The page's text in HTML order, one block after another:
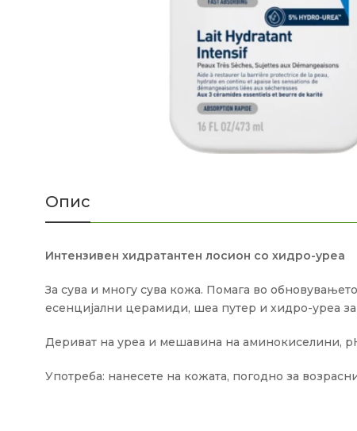
Опис
Интензивен хидратантен лосион со хидро-уреа
За сува и многу сува кожа. Помага во
есенцијални церамиди, шеа путер и хидро-уреа за
Дериват на уреа и мешавина на аминокиселини,
Употреба: нанесете на кожата, погодно за